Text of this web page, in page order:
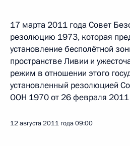
17 марта 2011 года Совет
резолюцию 1973, которая
установление бесполётной
пространстве Ливии и
режим в отношении этого
установленный резолюцией
ООН 1970 от 26 февраля 2011
12 августа 2011 года09:00